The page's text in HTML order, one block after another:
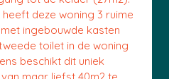
deze woning 3 ruime
ingebouwde kasten
toilet in de woning
beschikt dit uniek